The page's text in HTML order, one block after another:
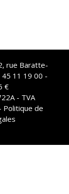
rue Baratte-
45 11 19 00 -
€
- TVA
Politique de